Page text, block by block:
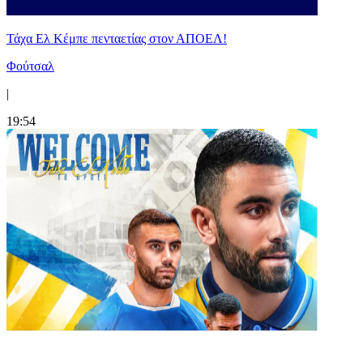
Τάχα Ελ Κέμπε πενταετίας στον ΑΠΟΕΛ!
Φούτσαλ
|
19:54